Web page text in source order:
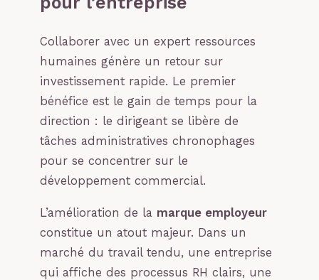
Collaborer avec un expert ressources
humaines génère un retour sur
investissement rapide. Le premier
bénéfice est le gain de temps pour la
direction : le dirigeant se libère de
tâches administratives chronophages
pour se concentrer sur le
développement commercial.
L’amélioration de la marque employeur
constitue un atout majeur. Dans un
marché du travail tendu, une entreprise
qui affiche des processus RH clairs, une